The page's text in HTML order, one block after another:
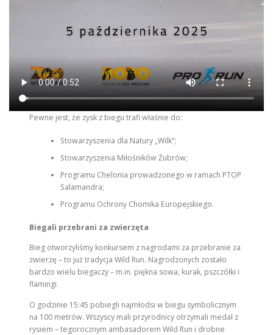
Pewne jest, że zysk z biegu trafi właśnie do:
Stowarzyszenia dla Natury „Wilk”;
Stowarzyszenia Miłośników Żubrów;
Programu Chelonia prowadzonego w ramach PTOP
Salamandra;
Programu Ochrony Chomika Europejskiego.
Biegali przebrani za zwierzęta
Bieg otworzyliśmy konkursem z nagrodami za przebranie za
zwierzę – to już tradycja Wild Run. Nagrodzonych zostało
bardzo wielu biegaczy – m.in. piękna sowa, kurak, pszczółki i
flamingi.
O godzinie 15:45 pobiegli najmłodsi w biegu symbolicznym
na 100 metrów. Wszyscy mali przyrodnicy otrzymali medal z
rysiem – tegorocznym ambasadorem Wild Run i drobne